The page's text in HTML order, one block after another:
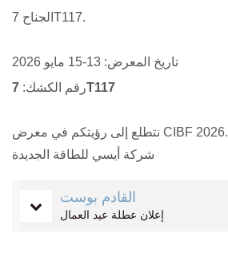
الجناح 7T117.
تاريخ المعرض: 13-15 مايو 2026
رقم الكشك:7T117
نتطلع إلى رؤيتكم في معرض CIBF 2026.
شركة أيسي للطاقة الجديدة
القادم بوست
إعلان عطلة عيد العمال